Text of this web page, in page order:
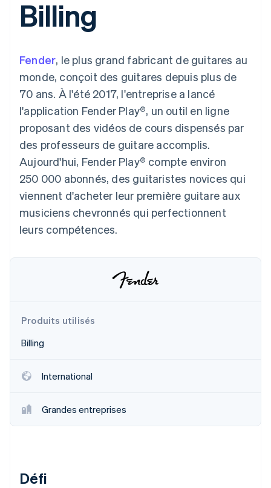
Moyens de
paiement
Terminal
Paiements en
personne
Authorization
Acceptation
optimisée
Link
Paiements
accélérés
Financial
Connections
Comptes
associés
personnalisés
Data Pipeline
Synchronisation
des données
Plus
Découvrez les prochaines évolutions
Atlas
Constitution de start-up
Découvrez comment Stripe construit l’infrastructure
l’application
Marketplaces
Gestion financière
Par secteur
Entreprises d'IA
créateurs
Jeux
Hôtellerie, voyages et
loisirs
Assurance
Médias et
divertissements
non lucratif
entreprises
Secteur public
Commerce en ligne
Écosystème
Gérer des
abonnements
Proposer une
bancaires adossées à
des stablecoins
Fournir et gérer des
services avec des
agents
Ressources
Intégrations
d'applications
Exemples de code
Blog des développeurs
État de l'API
Entreprise
Sessions : conférence
annuelle
Carrières
Communiqués de
presse
Stripe Press
Contact
Contacter notre équipe
Devenir partenaire
Billing
Fender, le plus grand fabricant de guitares au
monde, conçoit des guitares depuis plus de
70 ans. À l'été 2017, l'entreprise a lancé
l'application Fender Play®, un outil en ligne
proposant des vidéos de cours dispensés par
des professeurs de guitare accomplis.
Aujourd'hui, Fender Play® compte environ
250 000 abonnés, des guitaristes novices qui
viennent d'acheter leur première guitare aux
musiciens chevronnés qui perfectionnent
leurs compétences.
Produits utilisés
Billing
International
Grandes entreprises
Défi